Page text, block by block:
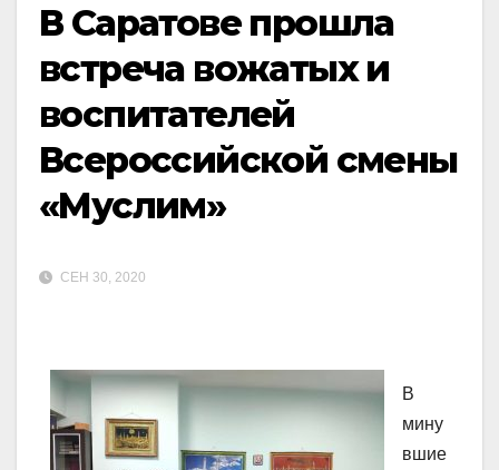
В Саратове прошла
встреча вожатых и
воспитателей
Всероссийской смены
«Муслим»
СЕН 30, 2020
В
мину
вшие